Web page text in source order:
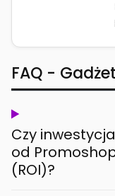
FAQ -
Czy
od
(ROI)?